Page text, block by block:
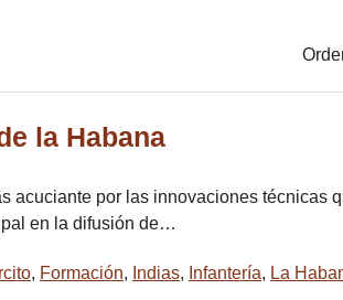
la Habana
acuciante por las innovaciones técnicas
en la difusión de…
, Formación, Indias, Infantería, La